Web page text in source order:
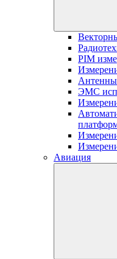
PIM
ЭМС
Авиация